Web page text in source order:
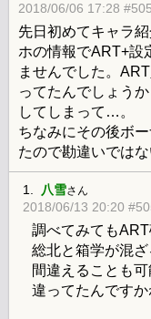
2018/06/06 17:28
先日初めてキャラ
ホの情報でART+設
ませんでした。
ってたんでしょう
してしまって…。
ちなみにその後ボ
たので勘違いではな
1. 八雪さん
2018/06/13 20:20
調べてみても
総北と箱学が混
間違えることも
違ってたんですか